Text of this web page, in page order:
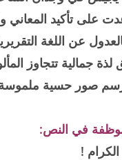
على تأكيد المعاني
عن اللغة
جمالية تتجاوز
صور حسية
!